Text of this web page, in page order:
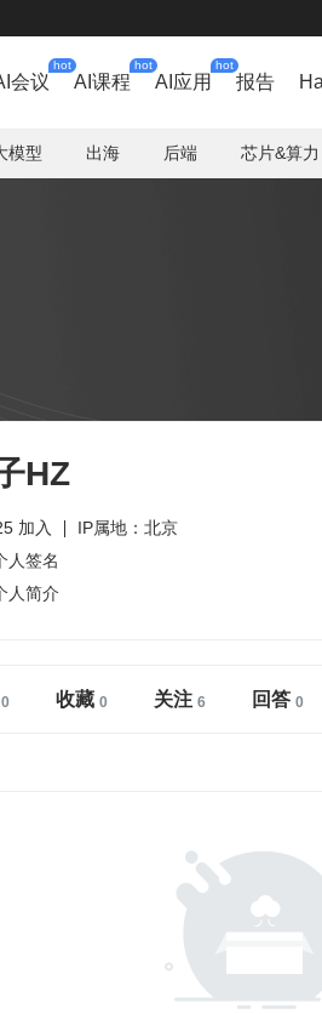
会议
hot
AI课程
hot
AI应用
hot
报告
模型 出海 后端 芯片&算力
HZ
加入
IP属地：北京
人签名
人简介
收藏 关注 回答